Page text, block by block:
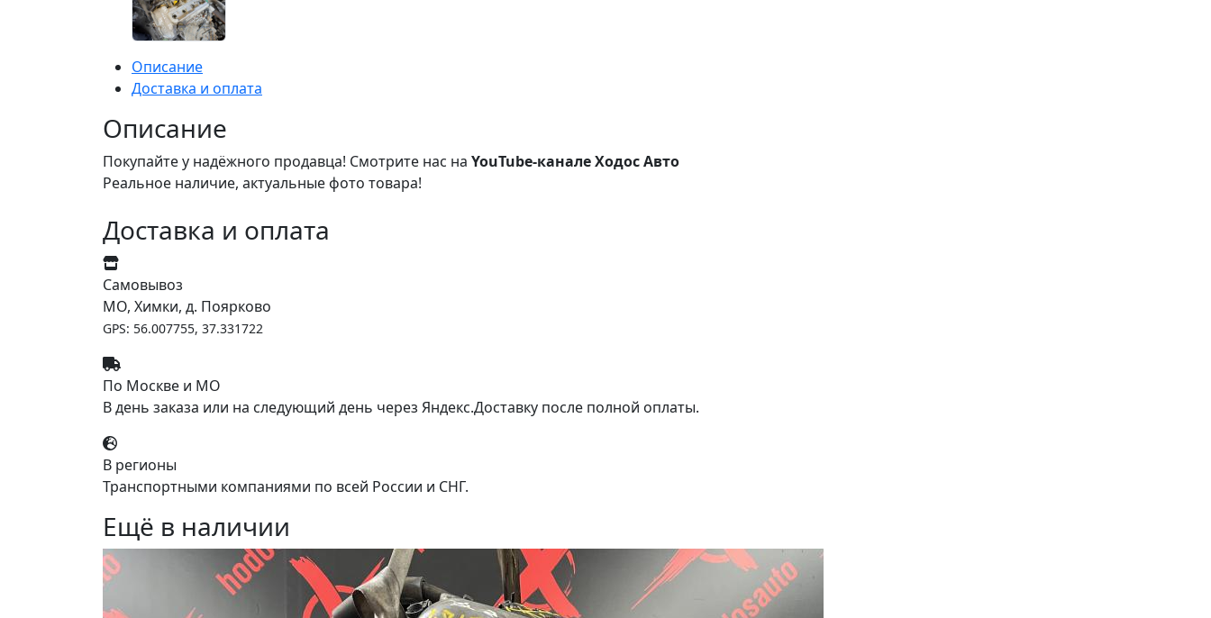
Описание
Доставка и оплата
Описание
Покупайте у надёжного продавца! Смотрите нас на YouTube-канале Ходос Авто
Реальное наличие, актуальные фото товара!
Доставка и оплата
Самовывоз
МО, Химки, д. Поярково
GPS: 56.007755, 37.331722
По Москве и МО
В день заказа или на следующий день через Яндекс.Доставку после полной оплаты.
В регионы
Транспортными компаниями по всей России и СНГ.
Ещё в наличии